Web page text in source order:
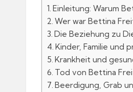
Einleitung: Warum
Wer war Bettina
Die Beziehung zu
Kinder, Familie und
Krankheit und
Tod von Bettina
Beerdigung, Grab